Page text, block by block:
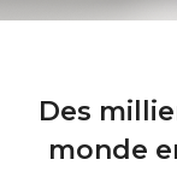
L'iMac
Miroir
Des
monde